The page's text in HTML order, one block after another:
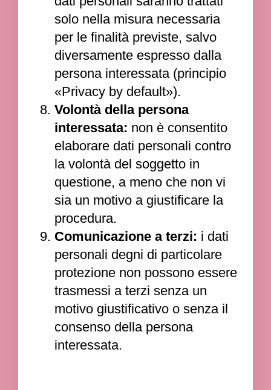
solo nella misura necessaria
per le finalità previste, salvo
diversamente espresso dalla
persona interessata (principio
«Privacy by default»).
Volontà della persona
interessata: non è consentito
elaborare dati personali contro
la volontà del soggetto in
questione, a meno che non vi
sia un motivo a giustificare la
procedura.
Comunicazione a terzi: i dati
personali degni di particolare
protezione non possono essere
trasmessi a terzi senza un
motivo giustificativo o senza il
consenso della persona
interessata.